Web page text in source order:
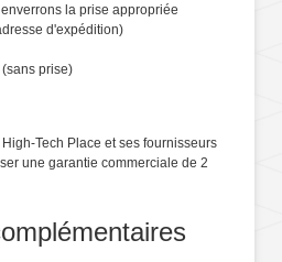
la prise appropriée
d'expédition)
prise)
Tech Place et ses fournisseurs
une garantie commerciale de 2